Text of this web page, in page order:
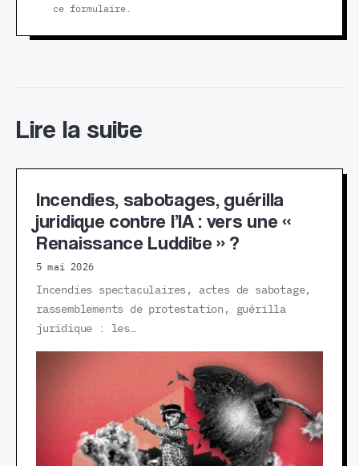
ce formulaire.
Lire la suite
Incendies, sabotages, guérilla
juridique contre l’IA : vers une «
Renaissance Luddite » ?
5 mai 2026
Incendies spectaculaires, actes de sabotage,
rassemblements de protestation, guérilla
juridique : les…